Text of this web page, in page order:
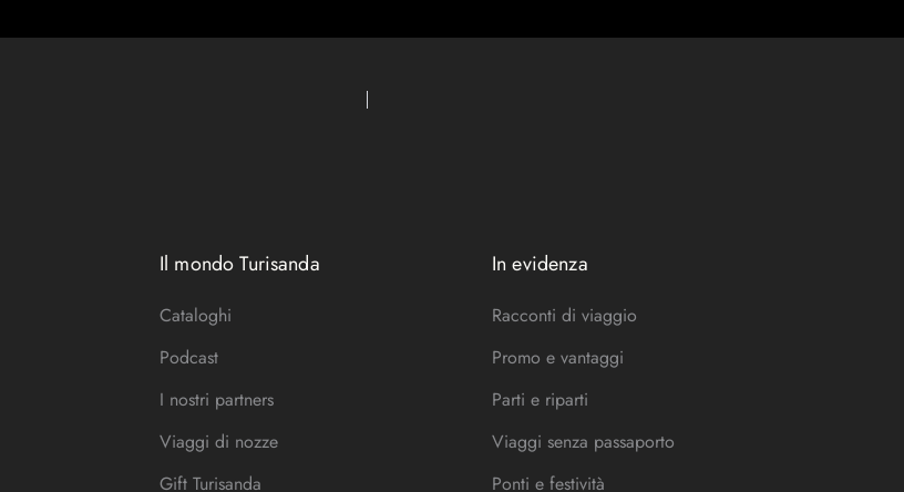
Il mondo Turisanda
Cataloghi
Podcast
I nostri partners
Viaggi di nozze
Gift Turisanda
In evidenza
Racconti di viaggio
Promo e vantaggi
Parti e riparti
Viaggi senza passaporto
Ponti e festività